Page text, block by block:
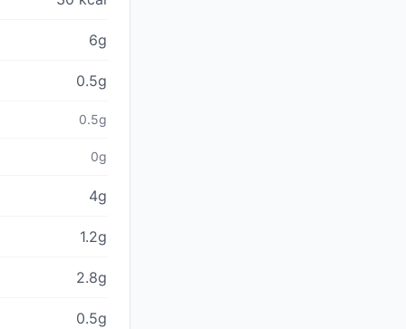
6g
0.5g
0.5g
0g
4g
1.2g
2.8g
0.5g